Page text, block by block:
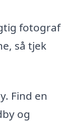
fotograf
så tjek
Find en
og